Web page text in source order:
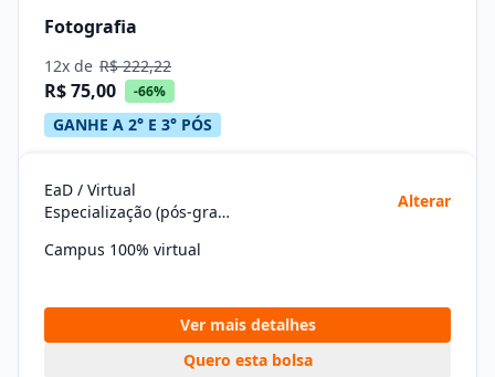
Fotografia
12x de R$ 222,22
R$ 75,00 -66%
GANHE A 2° E 3° PÓS
EaD / Virtual
Especialização (pós-graduação)
Alterar
Campus 100% virtual
Ver mais detalhes
Quero esta bolsa